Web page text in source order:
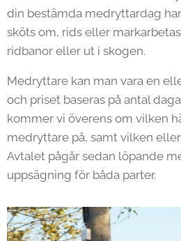
din bestämda medryttardag
sköts om, rids eller
ridbanor eller ut i skogen.
Medryttare kan man vara en
och priset baseras på antal
kommer vi överens om vilken
medryttare på, samt vilken
Avtalet pågår sedan löpande
uppsägning för båda parter.